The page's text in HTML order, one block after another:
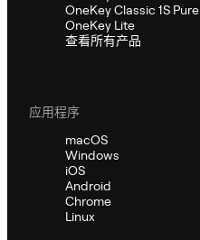
OneKey Classic 1S Pure
OneKey Lite
查看所有产品
应用程序
macOS
Windows
iOS
Android
Chrome
Linux